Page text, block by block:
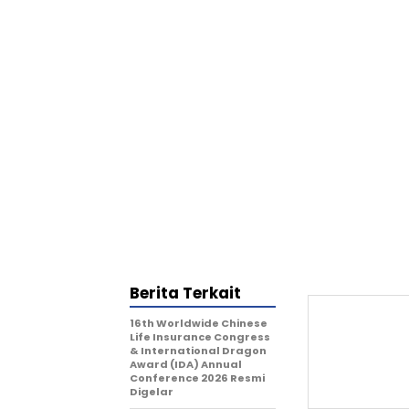
Berita Terkait
16th Worldwide Chinese
Life Insurance Congress
& International Dragon
Award (IDA) Annual
Conference 2026 Resmi
Digelar